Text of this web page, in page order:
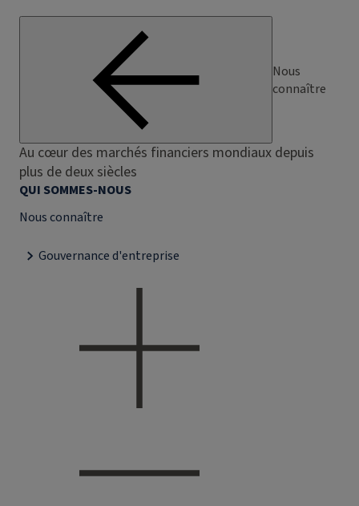
Nous
connaître
Au cœur des marchés financiers mondiaux depuis
plus de deux siècles
QUI SOMMES-NOUS
Nous connaître
Gouvernance d'entreprise